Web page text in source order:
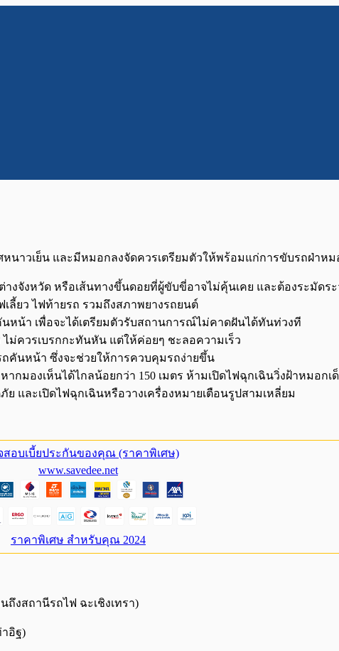
าวเย็น และมีหมอกลงจัดควรเตรียมตัวให้พร้อมแก่การขับรถฝ่าห
จังหวัด หรือเส้นทางขึ้นดอยที่ผู้ขับขี่อาจไม่คุ้นเคย และต้องระมัดระ
ลี้ยว ไฟท้ายรถ รวมถึงสภาพยางรถยนต์
หน้า เพื่อจะได้เตรียมตัวรับสถานการณ์ไม่คาดฝันได้ทันท่วงที
ม่ควรเบรกกะทันหัน แต่ให้ค่อยๆ ชะลอความเร็ว
คันหน้า ซึ่งจะช่วยให้การควบคุมรถง่ายขึ้น
มองเห็นได้ไกลน้อยกว่า 150 เมตร ห้ามเปิดไฟฉุกเฉินวิ่งฝ้าหมอกเ
และเปิดไฟฉุกเฉินหรือวางเครื่องหมายเตือนรูปสามเหลี่ยม
สอบเบี้ยประกันของคุณ (ราคาพิเศษ)
www.savedee.net
ราคาพิเศษ สำหรับคุณ 2024
ถึงสถานีรถไฟ ฉะเชิงเทรา)
าอิฐ)